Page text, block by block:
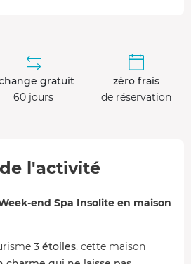
gratuit
60 jours
zéro frais
de réservation
l'activité
end Spa Insolite en maison
3 étoiles, cette maison